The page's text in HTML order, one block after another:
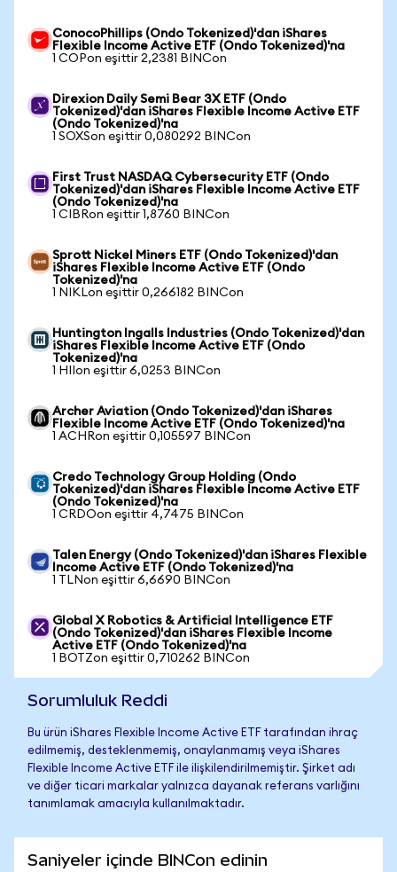
ConocoPhillips (Ondo Tokenized)'dan iShares
Flexible Income Active ETF (Ondo Tokenized)'na
1 COPon eşittir 2,2381 BINCon
Direxion Daily Semi Bear 3X ETF (Ondo
Tokenized)'dan iShares Flexible Income Active ETF
(Ondo Tokenized)'na
1 SOXSon eşittir 0,080292 BINCon
First Trust NASDAQ Cybersecurity ETF (Ondo
Tokenized)'dan iShares Flexible Income Active ETF
(Ondo Tokenized)'na
1 CIBRon eşittir 1,8760 BINCon
Sprott Nickel Miners ETF (Ondo Tokenized)'dan
iShares Flexible Income Active ETF (Ondo
Tokenized)'na
1 NIKLon eşittir 0,266182 BINCon
Huntington Ingalls Industries (Ondo Tokenized)'dan
iShares Flexible Income Active ETF (Ondo
Tokenized)'na
1 HIIon eşittir 6,0253 BINCon
Archer Aviation (Ondo Tokenized)'dan iShares
Flexible Income Active ETF (Ondo Tokenized)'na
1 ACHRon eşittir 0,105597 BINCon
Credo Technology Group Holding (Ondo
Tokenized)'dan iShares Flexible Income Active ETF
(Ondo Tokenized)'na
1 CRDOon eşittir 4,7475 BINCon
Talen Energy (Ondo Tokenized)'dan iShares Flexible
Income Active ETF (Ondo Tokenized)'na
1 TLNon eşittir 6,6690 BINCon
Global X Robotics & Artificial Intelligence ETF
(Ondo Tokenized)'dan iShares Flexible Income
Active ETF (Ondo Tokenized)'na
1 BOTZon eşittir 0,710262 BINCon
Sorumluluk Reddi
Bu ürün iShares Flexible Income Active ETF tarafından ihraç
edilmemiş, desteklenmemiş, onaylanmamış veya iShares
Flexible Income Active ETF ile ilişkilendirilmemiştir. Şirket adı
ve diğer ticari markalar yalnızca dayanak referans varlığını
tanımlamak amacıyla kullanılmaktadır.
Saniyeler içinde BINCon edinin